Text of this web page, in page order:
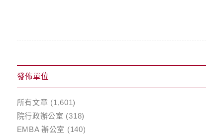
發佈單位
所有文章 (1,601)
院行政辦公室 (318)
EMBA 辦公室 (140)